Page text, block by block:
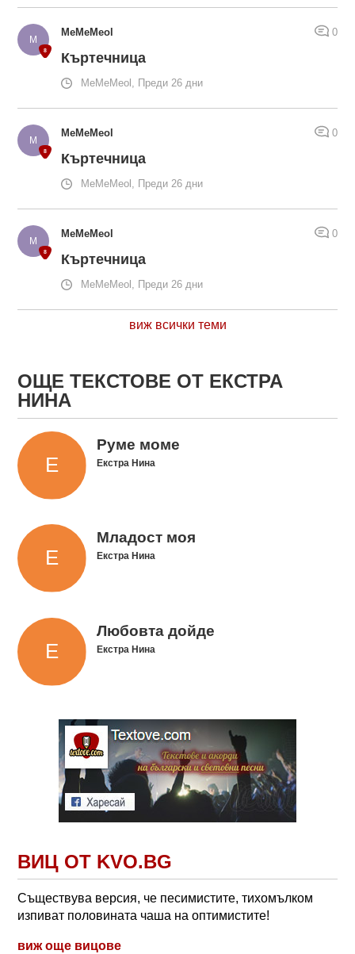
MeMeMeol 0
Къртечница
MeMeMeol, Преди 26 дни
MeMeMeol 0
Къртечница
MeMeMeol, Преди 26 дни
MeMeMeol 0
Къртечница
MeMeMeol, Преди 26 дни
виж всички теми
ОЩЕ ТЕКСТОВЕ ОТ ЕКСТРА
НИНА
Руме моме
Екстра Нина
Младост моя
Екстра Нина
Любовта дойде
Екстра Нина
ВИЦ ОТ KVO.BG
Съществува версия, че песимистите, тихомълком
изпиват половината чаша на оптимистите!
виж още вицове